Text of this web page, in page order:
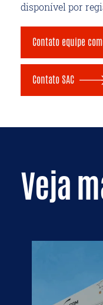
disponível por
Contato equipe
Contato SAC
Veja